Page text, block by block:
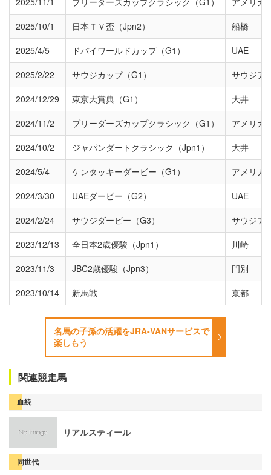
2025/10/1
日本ＴＶ盃（Jpn2）
船橋
2025/4/5
ドバイワールドカップ（G1）
UAE
2025/2/22
サウジカップ（G1）
サウジア
2024/12/29
東京大賞典（G1）
大井
2024/11/2
ブリーダーズカップクラシック（G1）
アメリカ
2024/10/2
ジャパンダートクラシック（Jpn1）
大井
2024/5/4
ケンタッキーダービー（G1）
アメリカ
2024/3/30
UAEダービー（G2）
UAE
2024/2/24
サウジダービー（G3）
サウジア
2023/12/13
全日本2歳優駿（Jpn1）
川崎
2023/11/3
JBC2歳優駿（Jpn3）
門別
2023/10/14
新馬戦 京都
名馬の子孫の活躍をJRA-VANサービスで
楽しもう
関連競走馬
血統
リアルスティール
同世代